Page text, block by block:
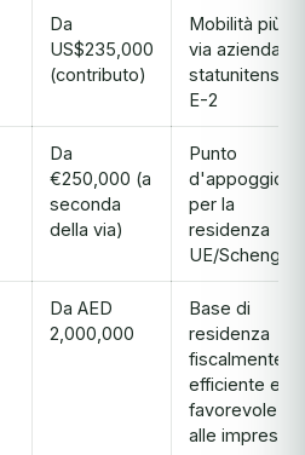
Da
US$235,000
(contributo)
Mobilità più la
via aziendale
statunitense
E-2
Da
€250,000 (a
seconda
della via)
Punto
d'appoggio
per la
residenza
UE/Schengen
Da AED
2,000,000
Base di
residenza
fiscalmente
efficiente e
favorevole
alle imprese